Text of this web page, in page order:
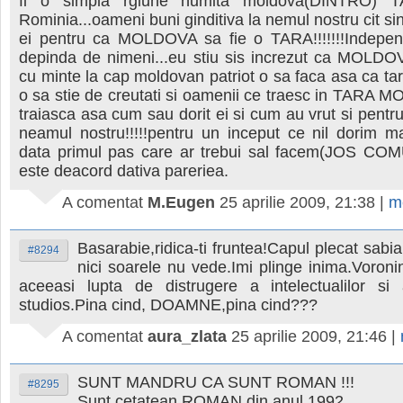
Rominia...oameni buni ginditiva la nemul nostru cit
ei pentru ca MOLDOVA sa fie o
depinda de nimeni...eu stiu sis increzut ca
cu minte la cap moldovan patriot o sa faca asa ca
o sa stie de creutati si oamenii ce traesc in TARA
traiasca asa cum sau dorit ei si cum au vrut si
neamul nostru!!!!!pentru un inceput ce nil dorim
data primul pas care ar trebui sal facem(JOS
este deacord dativa pareriea.
A comentat M.Eugen 25 aprilie 2009, 21:38 |
#8294
Basarabie,ridica-ti fruntea!Capul plecat
nici soarele nu vede.Imi plinge
aceeasi lupta de distrugere a intelectualilor si
studios.Pina cind, DOAMNE,pina cind???
A comentat aura_zlata 25 aprilie 2009, 21:46
#8295
SUNT MANDRU CA SUNT ROMAN !!!